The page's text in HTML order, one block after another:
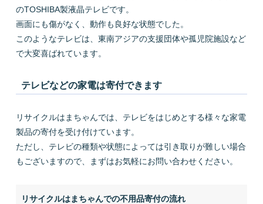
のTOSHIBA製液晶テレビです。
画面にも傷がなく、動作も良好な状態でした。
このようなテレビは、東南アジアの支援団体や孤児院施設など
で大変喜ばれています。
テレビなどの家電は寄付できます
リサイクルはまちゃんでは、テレビをはじめとする様々な家電
製品の寄付を受け付けています。
ただし、テレビの種類や状態によっては引き取りが難しい場合
もございますので、まずはお気軽にお問い合わせください。
リサイクルはまちゃんでの不用品寄付の流れ